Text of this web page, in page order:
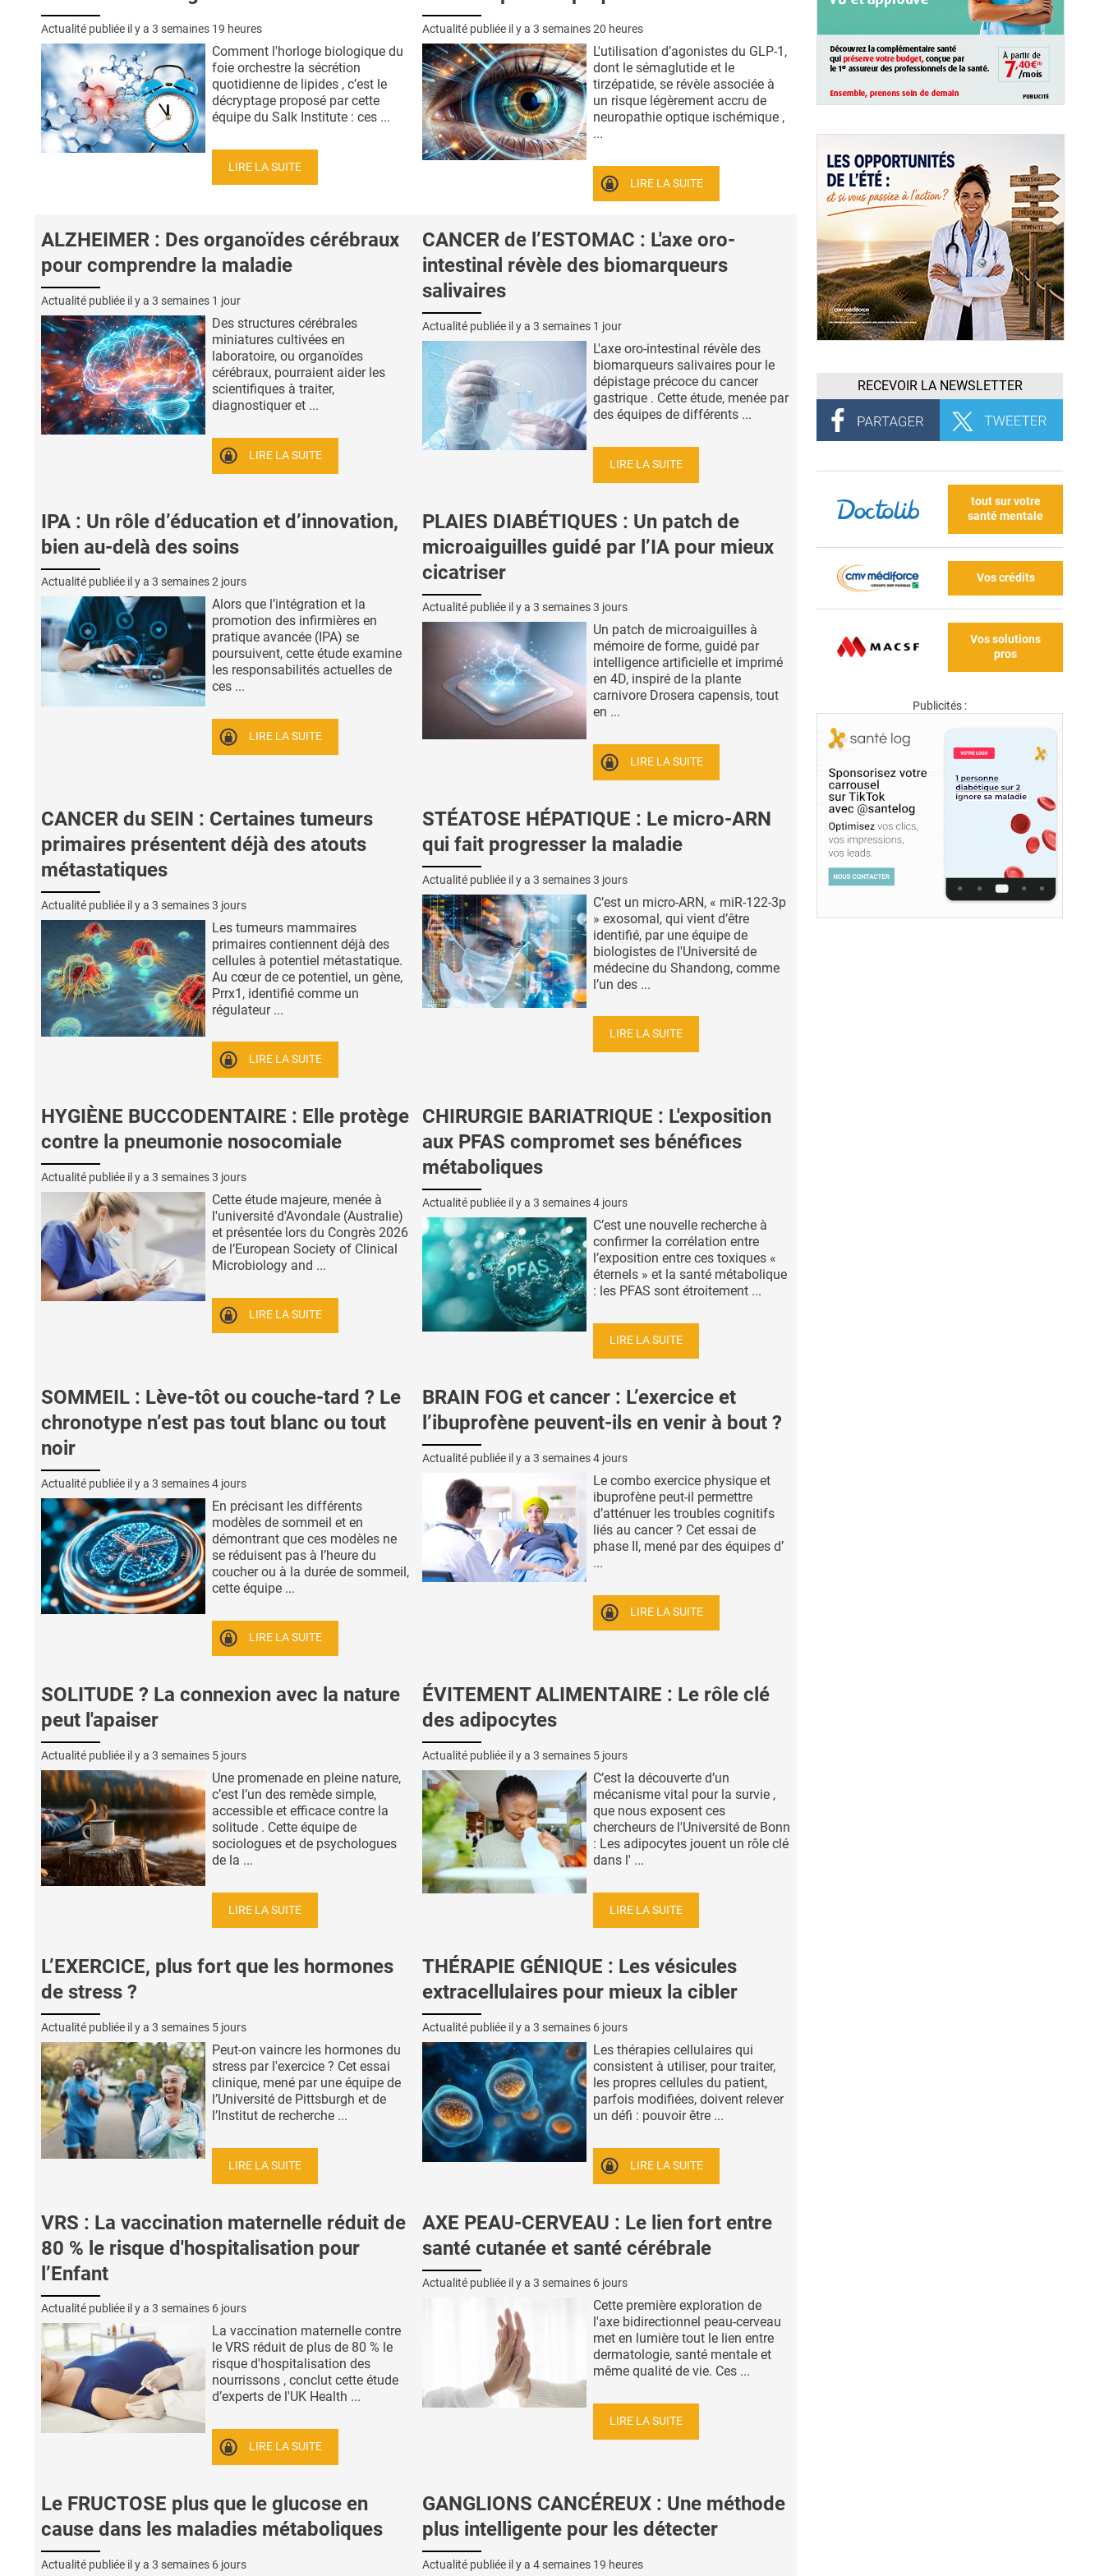
Actualité publiée il y a 3 semaines 19 heures
Comment l'horloge biologique du
foie orchestre la sécrétion
quotidienne de lipides , c’est le
décryptage proposé par cette
équipe du Salk Institute : ces ...
LIRE LA SUITE
Actualité publiée il y a 3 semaines 20 heures
L'utilisation d’agonistes du GLP-1,
dont le sémaglutide et le
tirzépatide, se révèle associée à
un risque légèrement accru de
neuropathie optique ischémique ,
...
LIRE LA SUITE
ALZHEIMER : Des organoïdes cérébraux
pour comprendre la maladie
Actualité publiée il y a 3 semaines 1 jour
Des structures cérébrales
miniatures cultivées en
laboratoire, ou organoïdes
cérébraux, pourraient aider les
scientifiques à traiter,
diagnostiquer et ...
LIRE LA SUITE
CANCER de l’ESTOMAC : L'axe oro-
intestinal révèle des biomarqueurs
salivaires
Actualité publiée il y a 3 semaines 1 jour
L'axe oro-intestinal révèle des
biomarqueurs salivaires pour le
dépistage précoce du cancer
gastrique . Cette étude, menée par
des équipes de différents ...
LIRE LA SUITE
IPA : Un rôle d’éducation et d’innovation,
bien au-delà des soins
Actualité publiée il y a 3 semaines 2 jours
Alors que l’intégration et la
promotion des infirmières en
pratique avancée (IPA) se
poursuivent, cette étude examine
les responsabilités actuelles de
ces ...
LIRE LA SUITE
PLAIES DIABÉTIQUES : Un patch de
microaiguilles guidé par l’IA pour mieux
cicatriser
Actualité publiée il y a 3 semaines 3 jours
Un patch de microaiguilles à
mémoire de forme, guidé par
intelligence artificielle et imprimé
en 4D, inspiré de la plante
carnivore Drosera capensis, tout
en ...
LIRE LA SUITE
CANCER du SEIN : Certaines tumeurs
primaires présentent déjà des atouts
métastatiques
Actualité publiée il y a 3 semaines 3 jours
Les tumeurs mammaires
primaires contiennent déjà des
cellules à potentiel métastatique.
Au cœur de ce potentiel, un gène,
Prrx1, identifié comme un
régulateur ...
LIRE LA SUITE
STÉATOSE HÉPATIQUE : Le micro-ARN
qui fait progresser la maladie
Actualité publiée il y a 3 semaines 3 jours
C’est un micro-ARN, « miR-122-3p
» exosomal, qui vient d’être
identifié, par une équipe de
biologistes de l'Université de
médecine du Shandong, comme
l’un des ...
LIRE LA SUITE
HYGIÈNE BUCCODENTAIRE : Elle protège
contre la pneumonie nosocomiale
Actualité publiée il y a 3 semaines 3 jours
Cette étude majeure, menée à
l'université d'Avondale (Australie)
et présentée lors du Congrès 2026
de l’European Society of Clinical
Microbiology and ...
LIRE LA SUITE
CHIRURGIE BARIATRIQUE : L'exposition
aux PFAS compromet ses bénéfices
métaboliques
Actualité publiée il y a 3 semaines 4 jours
C’est une nouvelle recherche à
confirmer la corrélation entre
l’exposition entre ces toxiques «
éternels » et la santé métabolique
: les PFAS sont étroitement ...
LIRE LA SUITE
SOMMEIL : Lève-tôt ou couche-tard ? Le
chronotype n’est pas tout blanc ou tout
noir
Actualité publiée il y a 3 semaines 4 jours
En précisant les différents
modèles de sommeil et en
démontrant que ces modèles ne
se réduisent pas à l’heure du
coucher ou à la durée de sommeil,
cette équipe ...
LIRE LA SUITE
BRAIN FOG et cancer : L’exercice et
l’ibuprofène peuvent-ils en venir à bout ?
Actualité publiée il y a 3 semaines 4 jours
Le combo exercice physique et
ibuprofène peut-il permettre
d’atténuer les troubles cognitifs
liés au cancer ? Cet essai de
phase II, mené par des équipes d’
...
LIRE LA SUITE
SOLITUDE ? La connexion avec la nature
peut l'apaiser
Actualité publiée il y a 3 semaines 5 jours
Une promenade en pleine nature,
c’est l’un des remède simple,
accessible et efficace contre la
solitude . Cette équipe de
sociologues et de psychologues
de la ...
LIRE LA SUITE
ÉVITEMENT ALIMENTAIRE : Le rôle clé
des adipocytes
Actualité publiée il y a 3 semaines 5 jours
C’est la découverte d’un
mécanisme vital pour la survie ,
que nous exposent ces
chercheurs de l'Université de Bonn
: Les adipocytes jouent un rôle clé
dans l' ...
LIRE LA SUITE
L’EXERCICE, plus fort que les hormones
de stress ?
Actualité publiée il y a 3 semaines 5 jours
Peut-on vaincre les hormones du
stress par l'exercice ? Cet essai
clinique, mené par une équipe de
l’Université de Pittsburgh et de
l’Institut de recherche ...
LIRE LA SUITE
THÉRAPIE GÉNIQUE : Les vésicules
extracellulaires pour mieux la cibler
Actualité publiée il y a 3 semaines 6 jours
Les thérapies cellulaires qui
consistent à utiliser, pour traiter,
les propres cellules du patient,
parfois modifiées, doivent relever
un défi : pouvoir être ...
LIRE LA SUITE
VRS : La vaccination maternelle réduit de
80 % le risque d'hospitalisation pour
l’Enfant
Actualité publiée il y a 3 semaines 6 jours
La vaccination maternelle contre
le VRS réduit de plus de 80 % le
risque d'hospitalisation des
nourrissons , conclut cette étude
d’experts de l'UK Health ...
LIRE LA SUITE
AXE PEAU-CERVEAU : Le lien fort entre
santé cutanée et santé cérébrale
Actualité publiée il y a 3 semaines 6 jours
Cette première exploration de
l'axe bidirectionnel peau-cerveau
met en lumière tout le lien entre
dermatologie, santé mentale et
même qualité de vie. Ces ...
LIRE LA SUITE
Le FRUCTOSE plus que le glucose en
cause dans les maladies métaboliques
Actualité publiée il y a 3 semaines 6 jours
GANGLIONS CANCÉREUX : Une méthode
plus intelligente pour les détecter
Actualité publiée il y a 4 semaines 19 heures
RECEVOIR LA NEWSLETTER
tout sur votre
santé mentale
Vos crédits
Vos solutions
pros
Publicités :